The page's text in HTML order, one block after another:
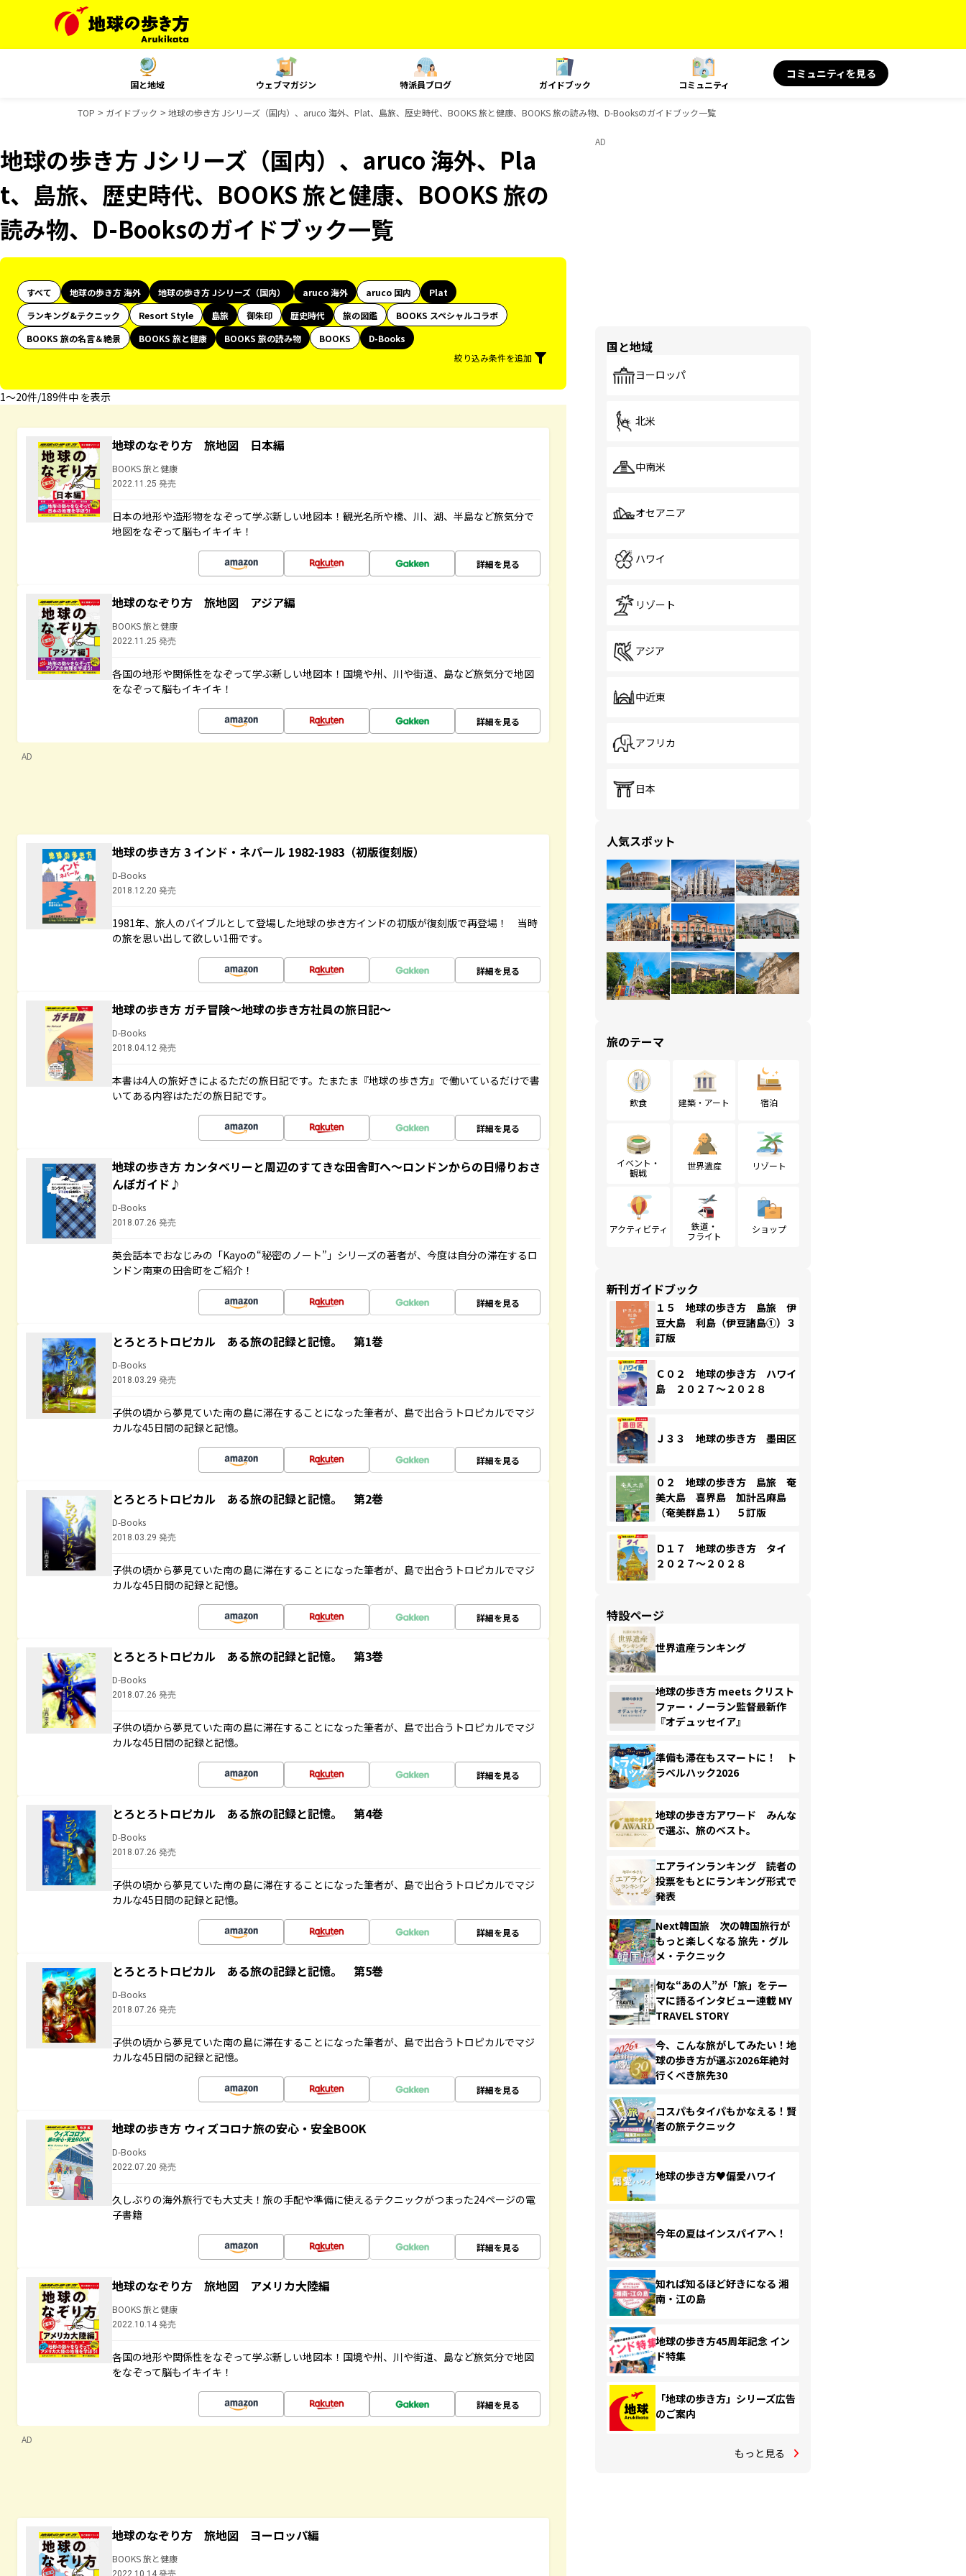
国と地域 ウェブマガジン 特派員ブログ ガイドブック コミュニティ
コミュニティを見る
TOP ガイドブック 地球の歩き方 Jシリーズ（国内）、aruco 海外、Plat、島旅、歴史時代、BOOKS 旅と健康、BOOKS 旅の読み物、D-Booksのガイドブック一覧
地球の歩き方 Jシリーズ（国内）、aruco 海外、Pla
t、島旅、歴史時代、BOOKS 旅と健康、BOOKS 旅の
読み物、D-Booksのガイドブック一覧
すべて 地球の歩き方 海外 地球の歩き方 Jシリーズ（国内） aruco 海外 aruco 国内
Plat
ランキング&テクニック
Resort Style 島旅 御朱印 歴史時代 旅の図鑑
BOOKS スペシャルコラボ
BOOKS 旅の名言＆絶景
BOOKS 旅と健康 BOOKS 旅の読み物 BOOKS
D-Books
絞り込み条件を追加
1〜20件/189件中 を表示
地球のなぞり方 旅地図 日本編
BOOKS 旅と健康
2022.11.25 発売
日本の地形や造形物をなぞって学ぶ新しい地図本！観光名所や橋、川、湖、半島など旅気分で
地図をなぞって脳もイキイキ！
詳細を見る
地球のなぞり方 旅地図 アジア編
BOOKS 旅と健康
2022.11.25 発売
各国の地形や関係性をなぞって学ぶ新しい地図本！国境や州、川や街道、島など旅気分で地図
をなぞって脳もイキイキ！
詳細を見る
AD
地球の歩き方 3 インド・ネパール 1982-1983（初版復刻版）
D-Books
2018.12.20 発売
1981年、旅人のバイブルとして登場した地球の歩き方インドの初版が復刻版で再登場！ 当時
の旅を思い出して欲しい1冊です。
詳細を見る
地球の歩き方 ガチ冒険～地球の歩き方社員の旅日記～
D-Books
2018.04.12 発売
本書は4人の旅好きによるただの旅日記です。たまたま『地球の歩き方』で働いているだけで書
いてある内容はただの旅日記です。
詳細を見る
地球の歩き方 カンタベリーと周辺のすてきな田舎町へ～ロンドンからの日帰りおさ
んぽガイド♪
D-Books
2018.07.26 発売
英会話本でおなじみの「Kayoの“秘密のノート”」シリーズの著者が、今度は自分の滞在するロ
ンドン南東の田舎町をご紹介！
詳細を見る
とろとろトロピカル ある旅の記録と記憶。 第1巻
D-Books
2018.03.29 発売
子供の頃から夢見ていた南の島に滞在することになった筆者が、島で出合うトロピカルでマジ
カルな45日間の記録と記憶。
詳細を見る
とろとろトロピカル ある旅の記録と記憶。 第2巻
D-Books
2018.03.29 発売
子供の頃から夢見ていた南の島に滞在することになった筆者が、島で出合うトロピカルでマジ
カルな45日間の記録と記憶。
詳細を見る
とろとろトロピカル ある旅の記録と記憶。 第3巻
D-Books
2018.07.26 発売
子供の頃から夢見ていた南の島に滞在することになった筆者が、島で出合うトロピカルでマジ
カルな45日間の記録と記憶。
詳細を見る
とろとろトロピカル ある旅の記録と記憶。 第4巻
D-Books
2018.07.26 発売
子供の頃から夢見ていた南の島に滞在することになった筆者が、島で出合うトロピカルでマジ
カルな45日間の記録と記憶。
詳細を見る
とろとろトロピカル ある旅の記録と記憶。 第5巻
D-Books
2018.07.26 発売
子供の頃から夢見ていた南の島に滞在することになった筆者が、島で出合うトロピカルでマジ
カルな45日間の記録と記憶。
詳細を見る
地球の歩き方 ウィズコロナ旅の安心・安全BOOK
D-Books
2022.07.20 発売
久しぶりの海外旅行でも大丈夫！旅の手配や準備に使えるテクニックがつまった24ページの電
子書籍
詳細を見る
地球のなぞり方 旅地図 アメリカ大陸編
BOOKS 旅と健康
2022.10.14 発売
各国の地形や関係性をなぞって学ぶ新しい地図本！国境や州、川や街道、島など旅気分で地図
をなぞって脳もイキイキ！
詳細を見る
AD
地球のなぞり方 旅地図 ヨーロッパ編
BOOKS 旅と健康
2022.10.14 発売
AD
国と地域
ヨーロッパ
北米
中南米
オセアニア
ハワイ
リゾート
アジア
中近東
アフリカ
日本
人気スポット
旅のテーマ
飲食 建築・アート 宿泊
イベント・
観戦
世界遺産 リゾート
アクティビティ
鉄道・
フライト
ショップ
新刊ガイドブック
１５ 地球の歩き方 島旅 伊
豆大島 利島（伊豆諸島①）３
訂版
Ｃ０２ 地球の歩き方 ハワイ
島 ２０２７～２０２８
Ｊ３３ 地球の歩き方 墨田区
０２ 地球の歩き方 島旅 奄
美大島 喜界島 加計呂麻島
（奄美群島１） ５訂版
Ｄ１７ 地球の歩き方 タイ
２０２７～２０２８
特設ページ
世界遺産ランキング
地球の歩き方 meets クリスト
ファー・ノーラン監督最新作
『オデュッセイア』
準備も滞在もスマートに！ ト
ラベルハック2026
地球の歩き方アワード みんな
で選ぶ、旅のベスト。
エアラインランキング 読者の
投票をもとにランキング形式で
発表
Next韓国旅 次の韓国旅行が
もっと楽しくなる 旅先・グル
メ・テクニック
旬な“あの人”が「旅」をテー
マに語るインタビュー連載 MY
TRAVEL STORY
今、こんな旅がしてみたい！地
球の歩き方が選ぶ2026年絶対
行くべき旅先30
コスパもタイパもかなえる！賢
者の旅テクニック
地球の歩き方♥偏愛ハワイ
今年の夏はインスパイアへ！
知れば知るほど好きになる 湘
南・江の島
地球の歩き方45周年記念 イン
ド特集
「地球の歩き方」シリーズ広告
のご案内
もっと見る